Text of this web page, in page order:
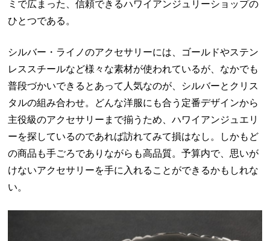
ミで広まった、信頼できるハワイアンジュリーショップの
ひとつである。
シルバー・ライノのアクセサリーには、ゴールドやステン
レススチールなど様々な素材が使われているが、なかでも
普段づかいできるとあって人気なのが、シルバーとクリス
タルの組み合わせ。どんな洋服にも合う定番デザインから
主役級のアクセサリーまで揃うため、ハワイアンジュエリ
ーを探しているのであれば訪れてみて損はなし。しかもど
の商品も手ごろでありながらも高品質。予算内で、思いが
けないアクセサリーを手に入れることができるかもしれな
い。